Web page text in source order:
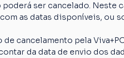
poderá ser cancelado. Neste
as datas disponíveis, ou
de cancelamento pela
da data de envio dos